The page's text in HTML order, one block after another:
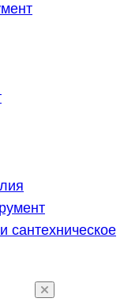
сантехническое